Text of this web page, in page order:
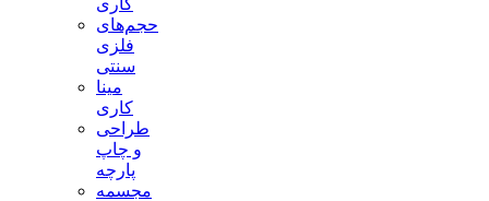
کاری
حجم‌های
فلزی
سنتی
مینا
کاری
طراحی
و چاپ
پارچه
مجسمه